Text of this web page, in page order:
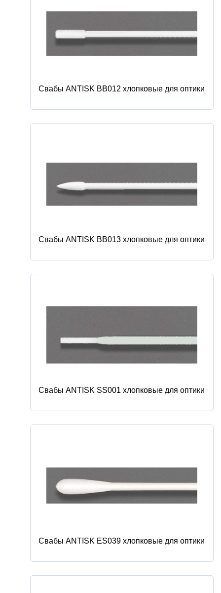
Свабы ANTISK BB012 хлопковые для оптики
Свабы ANTISK BB013 хлопковые для оптики
Свабы ANTISK SS001 хлопковые для оптики
Свабы ANTISK ES039 хлопковые для оптики